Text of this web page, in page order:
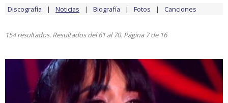
Discografía Noticias Biografía Fotos Canciones
154 resultados. Resultados del 61 al 70. Página 7 de 16